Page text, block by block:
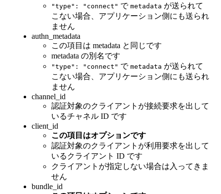
"type": "connect" で metadata が送られて
こない場合、アプリケーション側にも送られ
ません
authn_metadata
この項目は metadata と同じです
metadata の別名です
"type": "connect" で metadata が送られて
こない場合、アプリケーション側にも送られ
ません
channel_id
認証対象のクライアントが接続要求を出して
いるチャネル ID です
client_id
この項目はオプションです
認証対象のクライアントが利用要求を出して
いるクライアント ID です
クライアントが指定しない場合は入ってきま
せん
bundle_id